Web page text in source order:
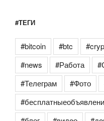
#ТЕГИ
#bitcoin #btc
#news
#Работа
#Телеграм
#Фото